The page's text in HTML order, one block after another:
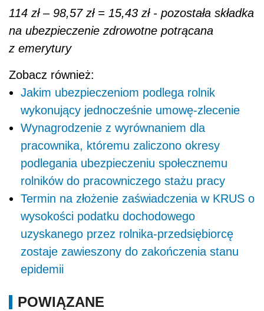
114 zł – 98,57 zł = 15,43 zł - pozostała składka
na ubezpieczenie zdrowotne potrącana
z emerytury
Zobacz również:
Jakim ubezpieczeniom podlega rolnik
wykonujący jednocześnie umowę-zlecenie
Wynagrodzenie z wyrównaniem dla
pracownika, któremu zaliczono okresy
podlegania ubezpieczeniu społecznemu
rolników do pracowniczego stażu pracy
Termin na złożenie zaświadczenia w KRUS o
wysokości podatku dochodowego
uzyskanego przez rolnika-przedsiębiorcę
zostaje zawieszony do zakończenia stanu
epidemii
POWIĄZANE